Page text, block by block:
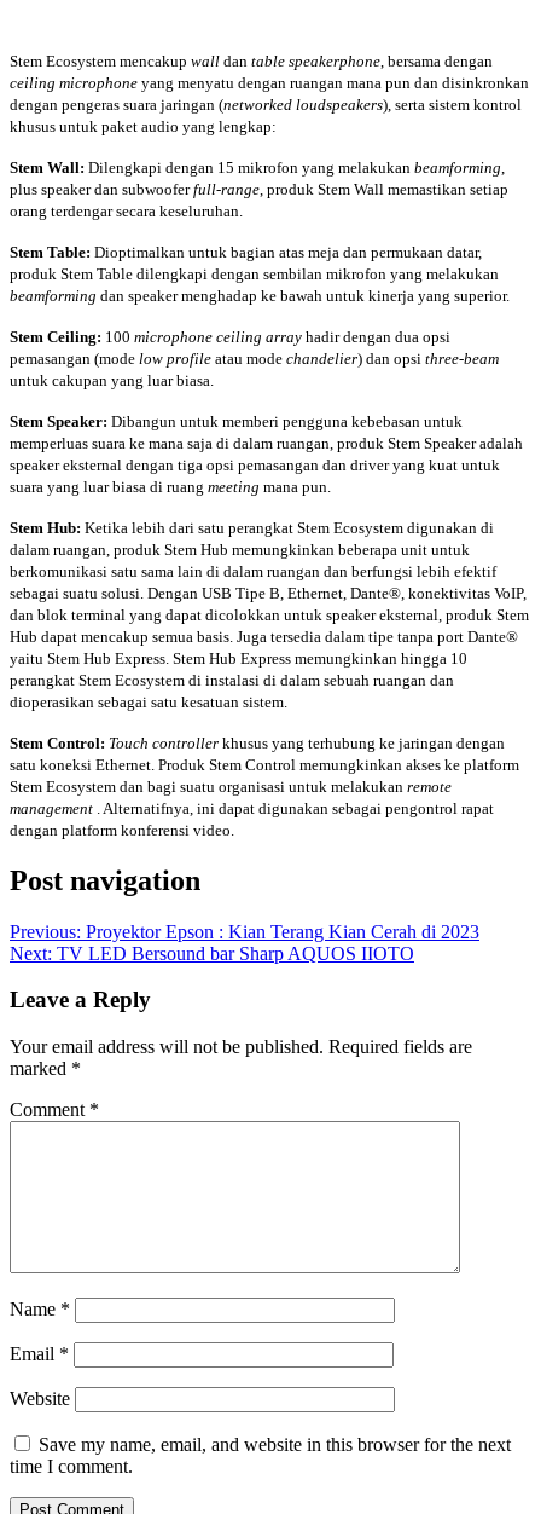
Stem Ecosystem mencakup wall dan table speakerphone , bersama dengan
ceiling microphone yang menyatu dengan ruangan mana pun dan disinkronkan
dengan pengeras suara jaringan (networked loudspeakers), serta sistem kontrol
khusus untuk paket audio yang lengkap:
Stem Wall: Dilengkapi dengan 15 mikrofon yang melakukan beamforming
plus speaker dan subwooferfull-range , produk Stem Wall memastikan setiap
orang terdengar secara keseluruhan.
Stem Table: Dioptimalkan untuk bagian atas meja dan permukaan datar,
produk Stem Table dilengkapi dengan sembilan mikrofon yang melakukan
beamforming dan speaker menghadap ke bawah untuk kinerja yang superior.
Stem Ceiling: 100 microphone ceiling array hadir dengan dua opsi
pemasangan (mode low profile atau mode chandelier) dan opsi three-beam
untuk cakupan yang luar biasa.
Stem Speaker: Dibangun untuk memberi pengguna kebebasan untuk
memperluas suara ke mana saja di dalam ruangan, produk Stem Speaker adalah
speaker eksternal dengan tiga opsi pemasangan dan driver yang kuat untuk
suara yang luar biasa di ruang meeting mana pun.
Stem Hub: Ketika lebih dari satu perangkat Stem Ecosystem digunakan di
dalam ruangan, produk Stem Hub memungkinkan beberapa unit untuk
berkomunikasi satu sama lain di dalam ruangan dan berfungsi lebih efektif
sebagai suatu solusi. Dengan USB Tipe B, Ethernet, Dante®, konektivitas VoIP,
dan blok terminal yang dapat dicolokkan untuk speaker eksternal, produk Stem
Hub dapat mencakup semua basis. Juga tersedia dalam tipe tanpa port Dante®
yaitu Stem Hub Express. Stem Hub Express memungkinkan hingga 10
perangkat Stem Ecosystem di instalasi di dalam sebuah ruangan dan
dioperasikan sebagai satu kesatuan sistem.
Stem Control: Touch controller khusus yang terhubung ke jaringan dengan
satu koneksi Ethernet. Produk Stem Control memungkinkan akses ke platform
Stem Ecosystem dan bagi suatu organisasi untuk melakukan remote
management . Alternatifnya, ini dapat digunakan sebagai pengontrol rapat
dengan platform konferensi video.
Post navigation
Previous: Proyektor Epson : Kian Terang Kian Cerah di 2023
Next: TV LED Bersound bar Sharp AQUOS IIOTO
Leave a Reply
Your email address will not be published. Required fields are
marked *
Comment *
Name *
Email *
Website
Save my name, email, and website in this browser for the next
time I comment.